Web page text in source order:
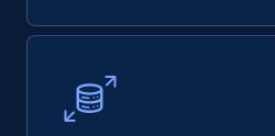
Wayfair products